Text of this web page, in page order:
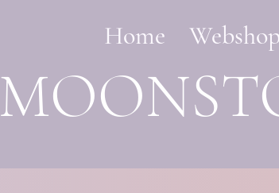
Home Webshop